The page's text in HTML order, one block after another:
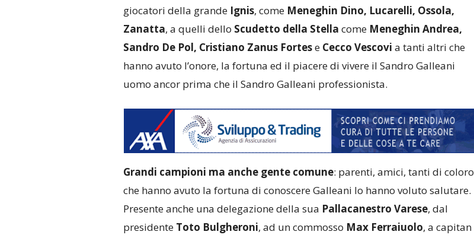
giocatori della grande Ignis, come Meneghin Dino, Lucarelli, Ossola,
Zanatta, a quelli dello Scudetto della Stella comeMeneghin Andrea,
Sandro De Pol, Cristiano Zanus Fortese Cecco Vescovi a tanti altri che
hanno avuto l’onore, la fortuna ed il piacere di vivere il Sandro Galleani
uomo ancor prima che il Sandro Galleani professionista.
Grandi campioni ma anche gente comune: parenti, amici, tanti di coloro
che hanno avuto la fortuna di conoscere Galleani lo hanno voluto salutare.
Presente anche una delegazione della sua Pallacanestro Varese, dal
presidente Toto Bulgheroni, ad un commosso Max Ferraiuolo, a capitan